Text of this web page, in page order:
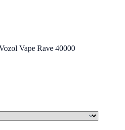
Vape Rave 40000